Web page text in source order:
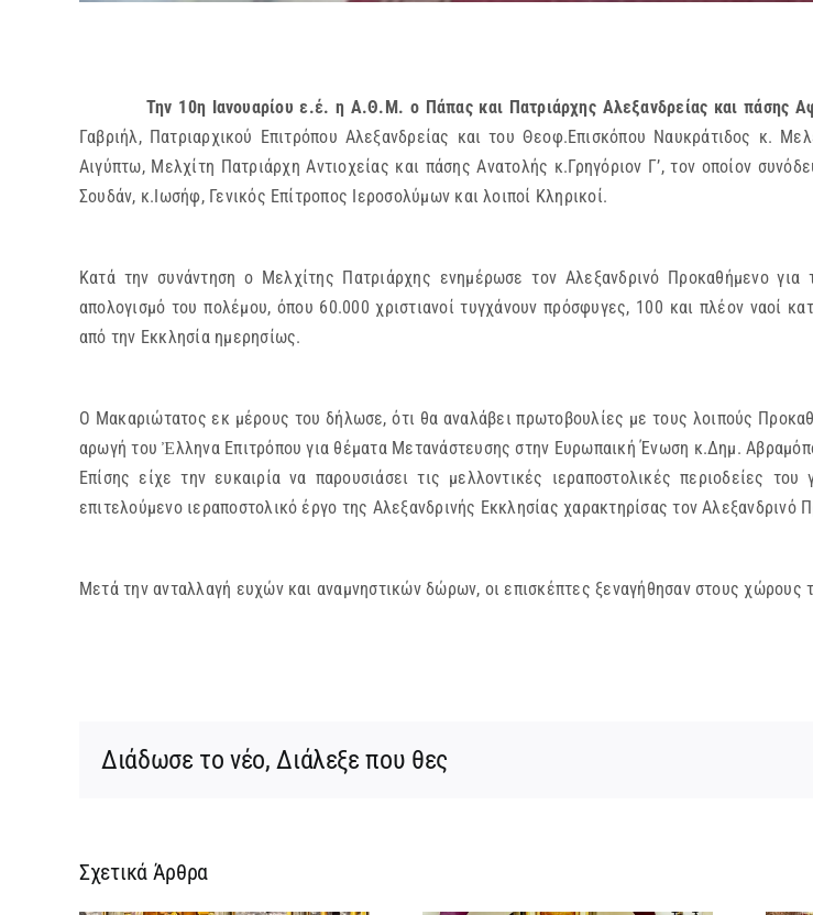
Την 10η Ιανουαρίου ε.έ. η Α.Θ.Μ. ο Πάπας και Πατριάρχης Αλεξανδρείας και πάσης
Γαβριήλ, Πατριαρχικού Επιτρόπου Αλεξανδρείας και του Θεοφ.Επισκόπου Ναυκράτιδος κ.
Αιγύπτω, Μελχίτη Πατριάρχη Αντιοχείας και πάσης Ανατολής κ.Γρηγόριον Γ’, τον οποίον
Σουδάν, κ.Ιωσήφ, Γενικός Επίτροπος Ιεροσολύμων και λοιποί Κληρικοί.
Κατά την συνάντηση ο Μελχίτης Πατριάρχης ενημέρωσε τον Αλεξανδρινό Προκαθήμενο
απολογισμό του πολέμου, όπου 60.000 χριστιανοί τυγχάνουν πρόσφυγες, 100 και πλέον ναοί
από την Εκκλησία ημερησίως.
Ο Μακαριώτατος εκ μέρους του δήλωσε, ότι θα αναλάβει πρωτοβουλίες με τους λοιπούς
αρωγή του Ἐλληνα Επιτρόπου για θέματα Μετανάστευσης στην Ευρωπαική Ένωση κ.Δημ.
Επίσης είχε την ευκαιρία να παρουσιάσει τις μελλοντικές ιεραποστολικές περιοδείες
επιτελούμενο ιεραποστολικό έργο της Αλεξανδρινής Εκκλησίας χαρακτηρίσας τον
Μετά την ανταλλαγή ευχών και αναμνηστικών δώρων, οι επισκέπτες ξεναγήθησαν στους
Διάδωσε το νέο, Διάλεξε που θες
Σχετικά Άρθρα